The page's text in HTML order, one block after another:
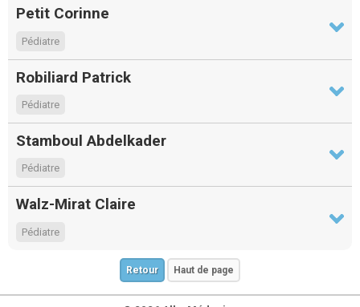
Petit Corinne
Pédiatre
Robiliard Patrick
Pédiatre
Stamboul Abdelkader
Pédiatre
Walz-Mirat Claire
Pédiatre
Retour Haut de page